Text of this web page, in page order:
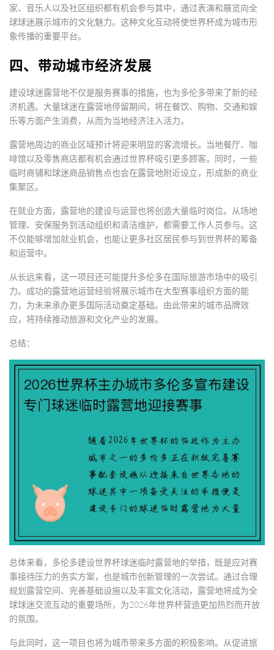
家、音乐人以及社区组织都有机会参与其中，通过表演和展览向全
球球迷展示城市的文化魅力。这种文化互动将使世界杯成为城市形
象传播的重要平台。
四、带动城市经济发展
建设球迷露营地不仅是服务赛事的措施，也为多伦多带来了新的经
济机遇。大量球迷在露营地停留期间，将在餐饮、购物、交通和娱
乐等方面产生消费，从而为当地经济注入活力。
露营地周边的商业区域预计将迎来明显的客流增长。当地餐厅、咖
啡馆以及零售商店都有机会通过世界杯吸引更多顾客。同时，一些
临时商铺和球迷商品销售点也会在露营地附近设立，形成新的商业
集聚区。
在就业方面，露营地的建设与运营也将创造大量临时岗位。从场地
管理、安保服务到活动组织和清洁维护，都需要工作人员参与。这
不仅能够增加就业机会，也能让更多社区居民参与到世界杯的筹备
和运营中。
从长远来看，这一项目还可能提升多伦多在国际旅游市场中的吸引
力。成功的露营地运营经验将展示城市在大型赛事组织方面的能
力，为未来承办更多国际活动奠定基础。由此带来的城市品牌效
应，将持续推动旅游和文化产业的发展。
总结：
总体来看，多伦多建设世界杯球迷临时露营地的举措，既是应对赛
事接待压力的务实方案，也是城市创新管理的一次尝试。通过合理
规划露营空间、完善基础设施以及丰富文化活动，露营地将成为全
球球迷交流互动的重要场所，为2026年世界杯营造更加热烈而开放
的氛围。
与此同时，这一项目也将为城市带来多方面的积极影响。从促进旅